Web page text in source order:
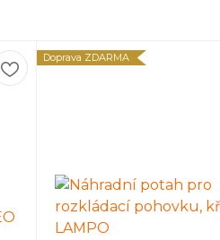
Doprava ZDARMA